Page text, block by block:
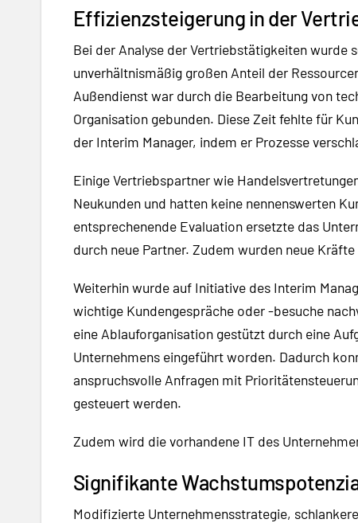
Effizienzsteigerung in der
Bei der Analyse der Vertriebstätigkeiten wurde
unverhältnismäßig großen Anteil der
Außendienst war durch die Bearbeitung von
Organisation gebunden. Diese Zeit fehlte für
der Interim Manager, indem er Prozesse
Einige Vertriebspartner wie
Neukunden und hatten keine nennenswerten
entsprechenende Evaluation ersetzte das
durch neue Partner. Zudem wurden neue
Weiterhin wurde auf Initiative des Interim
wichtige Kundengespräche oder -besuche
eine Ablauforganisation gestützt durch eine
Unternehmens eingeführt worden. Dadurch
anspruchsvolle Anfragen mit
gesteuert werden.
Zudem wird die vorhandene IT des
Signifikante
Modifizierte Unternehmensstrategie,